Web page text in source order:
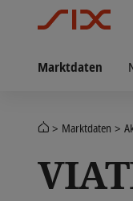
Marktdaten
Marktdaten